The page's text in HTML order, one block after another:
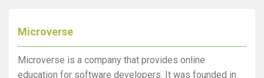
Microverse
Microverse is a company that provides online
education for software developers. It was founded in